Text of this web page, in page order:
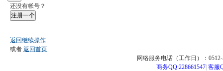
还没有帐号？
注册一个
返回继续操作
或者 返回首页
网络服务电话（工作日）：
商务QQ:228661547| 客服